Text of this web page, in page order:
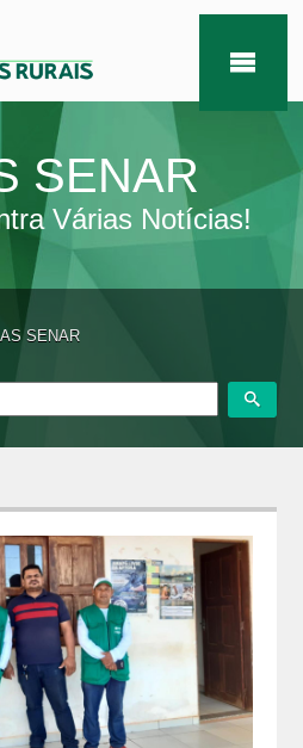
SENAR
Várias Notícias!
SENAR